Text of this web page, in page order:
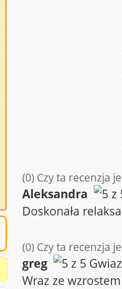
(0) Czy ta recenzja
Aleksandra
Doskonała
(0) Czy ta recenzja
greg
Wraz ze